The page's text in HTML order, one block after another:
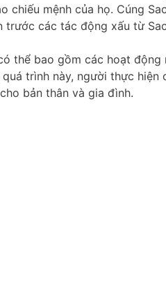
chiếu mệnh của họ. Cúng
trước các tác động xấu từ
thể bao gồm các hoạt
trình này, người thực
bản thân và gia đình.